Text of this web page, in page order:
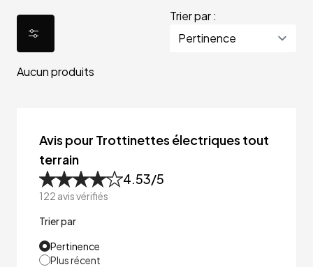
Trier par :
Aucun produits
Avis pour Trottinettes électriques tout
terrain
4.53/5
122 avis vérifiés
Trier par
Pertinence
Plus récent